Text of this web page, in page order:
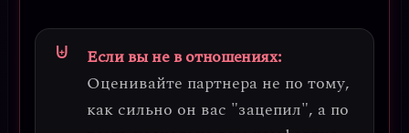
Если вы не в отношениях:
Оценивайте партнера не по тому,
как сильно он вас "зацепил", а по